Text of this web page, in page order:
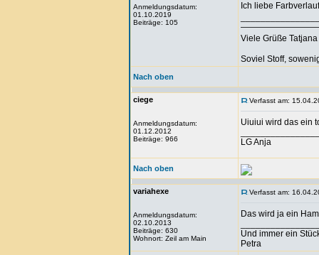
Anmeldungsdatum:
01.10.2019
Beiträge: 105
Ich liebe
Viele Grüße Tatjana
Soviel Stoff,
Nach oben
ciege
Anmeldungsdatum:
01.12.2012
Beiträge: 966
Verfasst am:
Uiuiui wird das ein
LG Anja
Nach oben
variahexe
Anmeldungsdatum:
02.10.2013
Beiträge: 630
Wohnort: Zeil am Main
Verfasst am:
Das wird ja ein
Und immer ein
Petra